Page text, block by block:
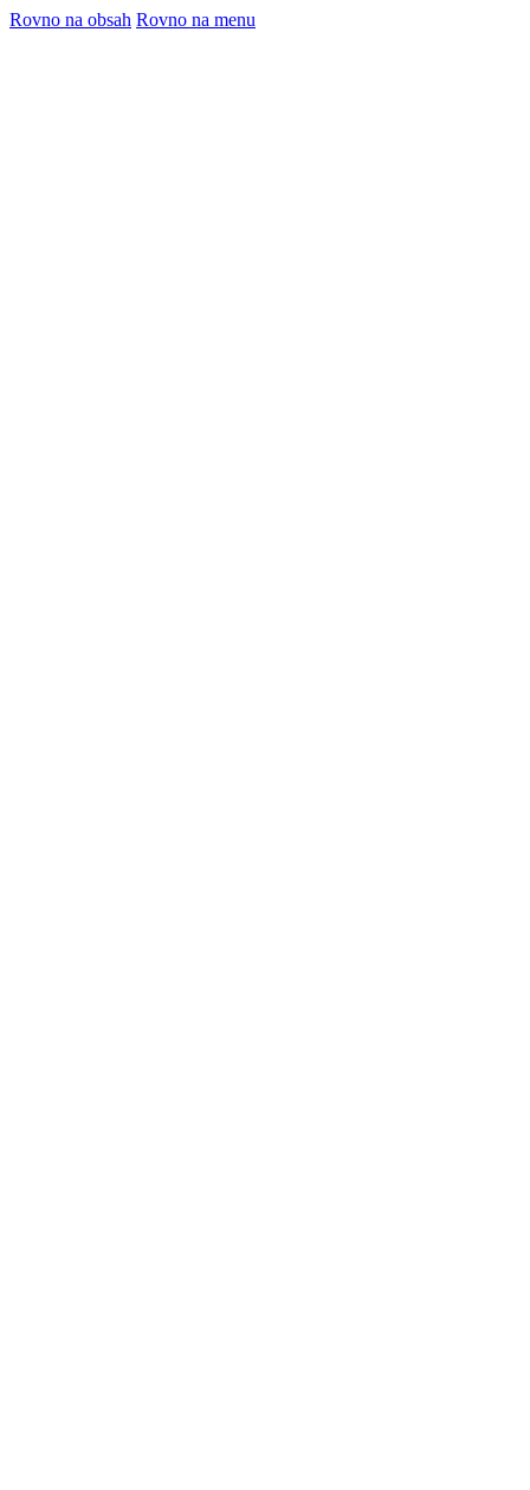
Rovno na obsah Rovno na menu